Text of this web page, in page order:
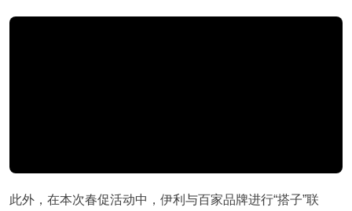
此外，在本次春促活动中，伊利与百家品牌进行“搭子”联